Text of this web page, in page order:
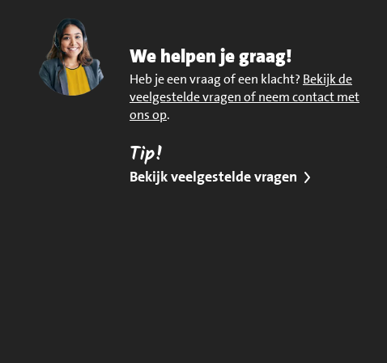
We helpen je graag!
Heb je een vraag of een klacht? Bekijk de
veelgestelde vragen of neem contact met
ons op.
Tip!
Bekijk veelgestelde vragen